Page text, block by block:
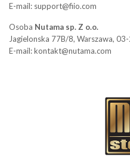
E-mail: support@fiio.com
Osoba Nutama sp. Z o.o.
Jagielonska 77B/8, Warszawa, 03-
E-mail: kontakt@nutama.com